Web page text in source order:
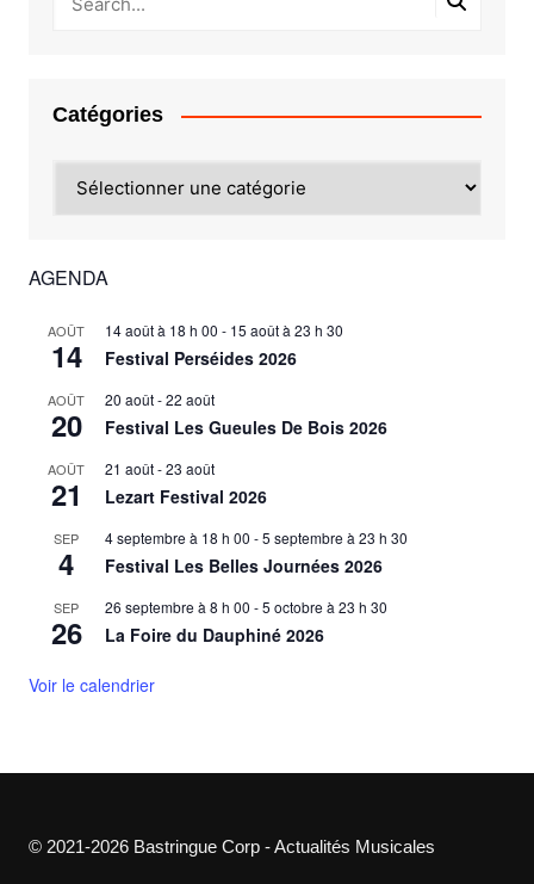
Catégories
AGENDA
AOÛT
14
14 août à 18 h 00 - 15 août à 23 h 30
Festival Perséides 2026
AOÛT
20
20 août-22 août
Festival Les Gueules De Bois 2026
AOÛT
21
21 août-23 août
Lezart Festival 2026
SEP
4
4 septembre à 18 h 00 -5 septembre à 23 h 30
Festival Les Belles Journées 2026
SEP
26
26 septembre à 8 h 00 -5 octobre à 23 h 30
La Foire du Dauphiné 2026
Voir le calendrier
© 2021-2026 Bastringue Corp - Actualités Musicales